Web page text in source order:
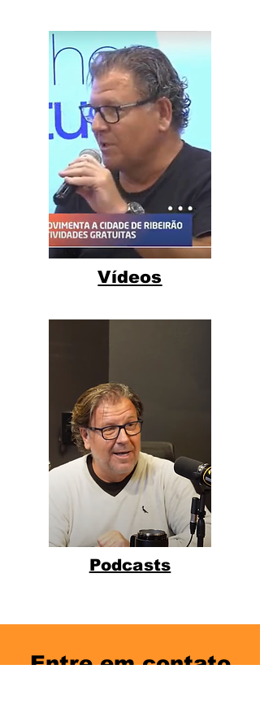
Vídeos
Podcasts
Entre em contato